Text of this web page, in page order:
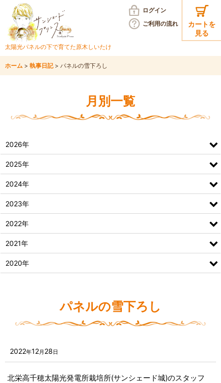
太陽光パネルの下で育てた原木しいたけ
カートを
見る
ログイン
ご利用の流れ
ホーム > 執事日記 > パネルの雪下ろし
パネルの雪下ろし
2022年12月 28日
北栄高千穂太陽光発電所栽培所(サンシェード城)のスタッフ
月別一覧
2026年
2025年
2024年
2023年
2022年
2021年
2020年